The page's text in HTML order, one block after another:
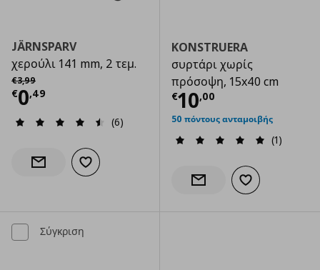
JÄRNSPARV
χερούλι 141 mm, 2 τεμ.
€3,99
Αρχική τιμή
€0,49
Τρέχουσα τιμή € 0,49
(6)
Ενημέρωση διαθεσιμότητας
Προσθήκη στα αγαπημένα
KONSTRUERA
συρτάρι χωρίς
πρόσοψη, 15x40 cm
€10,00
Τρέχουσα
50 πόντους ανταμοιβής
(1)
Ενημέρωση διαθεσιμότητας
Προσθήκη στα
Σύγκριση